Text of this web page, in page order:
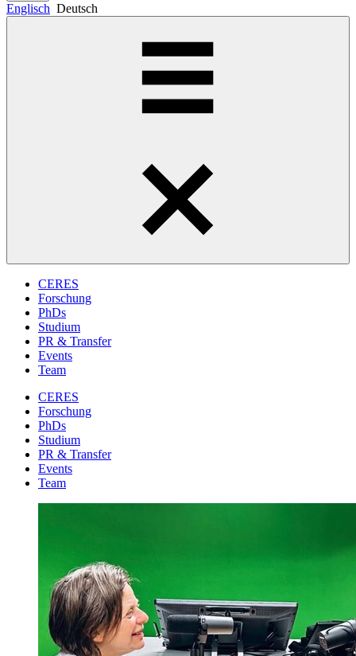
Englisch Deutsch
CERES
Forschung
PhDs
Studium
PR & Transfer
Events
Team
CERES
Forschung
PhDs
Studium
PR & Transfer
Events
Team